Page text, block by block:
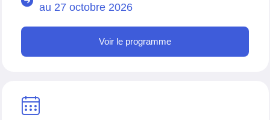
au 27 octobre 2026
Voir le programme